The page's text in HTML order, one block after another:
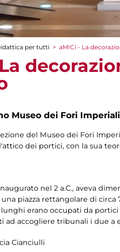
per tutti > aMICi - La
Museo dei Fori Imperiali
del Museo dei Fori
dei portici, con la sua
nel 2 a.C., aveva
piazza rettangolare di
erano occupati da
ad accogliere tribunali i due a
Cianciulli